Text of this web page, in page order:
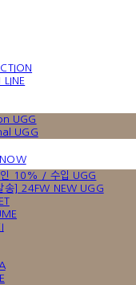
LINE
UGG
UGG
인 10% / 수입 UGG
송] 24FW NEW UGG